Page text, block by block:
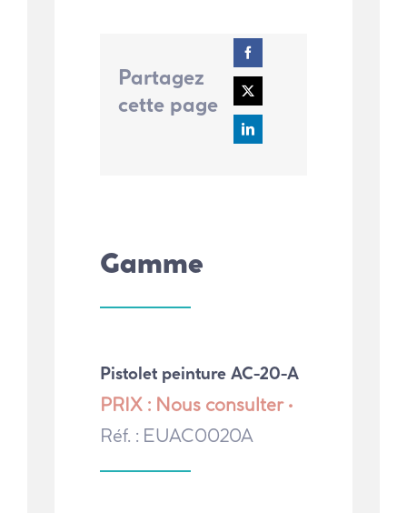
Partagez
cette page
Gamme
Pistolet peinture AC-20-A
PRIX : Nous consulter •
Réf. : EUAC0020A